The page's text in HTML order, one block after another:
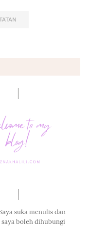
suka menulis dan
boleh dihubungi